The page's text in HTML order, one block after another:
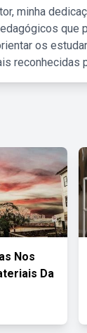
minha
que
os
reconhecidas
Nos
Da